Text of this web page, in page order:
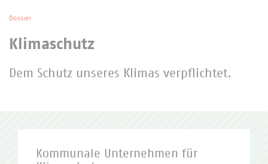
Dossier
Klimaschutz
Dem Schutz unseres Klimas verpflichtet.
Kommunale Unternehmen für